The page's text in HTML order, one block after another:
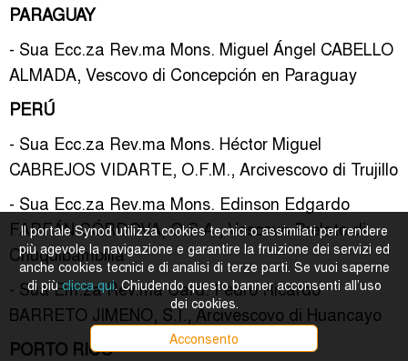
PARAGUAY
- Sua Ecc.za Rev.ma Mons. Miguel Ángel CABELLO
ALMADA, Vescovo di Concepción en Paraguay
PERÚ
- Sua Ecc.za Rev.ma Mons. Héctor Miguel
CABREJOS VIDARTE, O.F.M., Arcivescovo di Trujillo
- Sua Ecc.za Rev.ma Mons. Edinson Edgardo
FARFÁN CÓRDOVA, O.S.A., Vescovo Prelato di
Chuquibambilla
- Sua Em.za Rev.ma Card. Pedro Ricardo
BARRETO JIMENO, S.I., Arcivescovo di Huancayo
PORTO RICO
Il portale Synod utilizza cookies tecnici o assimilati per rendere
più agevole la navigazione e garantire la fruizione dei servizi ed
anche cookies tecnici e di analisi di terze parti. Se vuoi saperne
di piùclicca qui. Chiudendo questo banner acconsenti all’uso
dei cookies.
Acconsento